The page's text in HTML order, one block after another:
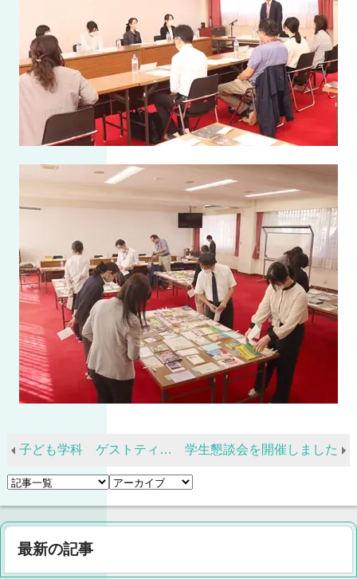
子ども学科 ゲストティーチャーを招いた授業 学生懇談会を開催しました
最新の記事